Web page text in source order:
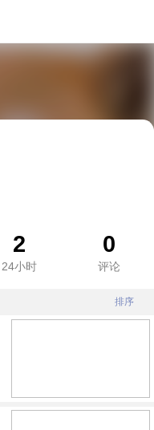
2
24小时
0
评论
排序